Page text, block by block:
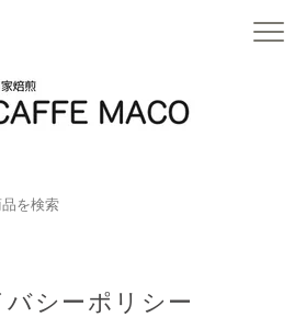
バシーポリシー